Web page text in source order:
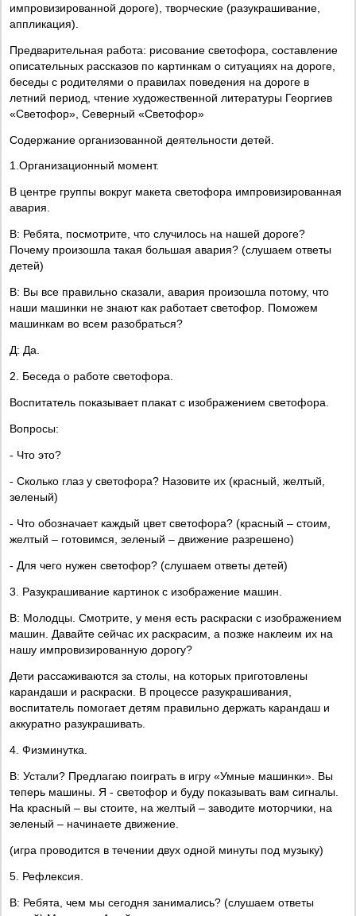
импровизированной дороге), творческие (разукрашивание,
аппликация).
Предварительная работа: рисование светофора, составление
описательных рассказов по картинкам о ситуациях на дороге,
беседы с родителями о правилах поведения на дороге в
летний период, чтение художественной литературы Георгиев
«Светофор», Северный «Светофор»
Содержание организованной деятельности детей.
1.Организационный момент.
В центре группы вокруг макета светофора импровизированная
авария.
В: Ребята, посмотрите, что случилось на нашей дороге?
Почему произошла такая большая авария? (слушаем ответы
детей)
В: Вы все правильно сказали, авария произошла потому, что
наши машинки не знают как работает светофор. Поможем
машинкам во всем разобраться?
Д: Да.
2. Беседа о работе светофора.
Воспитатель показывает плакат с изображением светофора.
Вопросы:
- Что это?
- Сколько глаз у светофора? Назовите их (красный, желтый,
зеленый)
- Что обозначает каждый цвет светофора? (красный – стоим,
желтый – готовимся, зеленый – движение разрешено)
- Для чего нужен светофор? (слушаем ответы детей)
3. Разукрашивание картинок с изображение машин.
В: Молодцы. Смотрите, у меня есть раскраски с изображением
машин. Давайте сейчас их раскрасим, а позже наклеим их на
нашу импровизированную дорогу?
Дети рассаживаются за столы, на которых приготовлены
карандаши и раскраски. В процессе разукрашивания,
воспитатель помогает детям правильно держать карандаш и
аккуратно разукрашивать.
4. Физминутка.
В: Устали? Предлагаю поиграть в игру «Умные машинки». Вы
теперь машины. Я - светофор и буду показывать вам сигналы.
На красный – вы стоите, на желтый – заводите моторчики, на
зеленый – начинаете движение.
(игра проводится в течении двух одной минуты под музыку)
5. Рефлексия.
В: Ребята, чем мы сегодня занимались? (слушаем ответы